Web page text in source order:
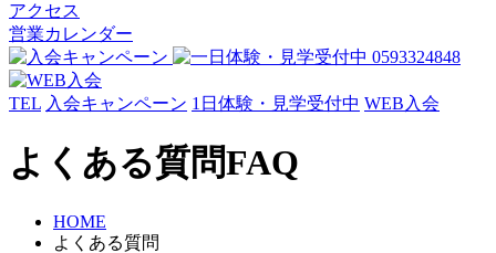
アクセス
営業カレンダー
TEL 入会キャンペーン 1日体験・見学受付中 WEB入会
よくある質問FAQ
HOME
よくある質問